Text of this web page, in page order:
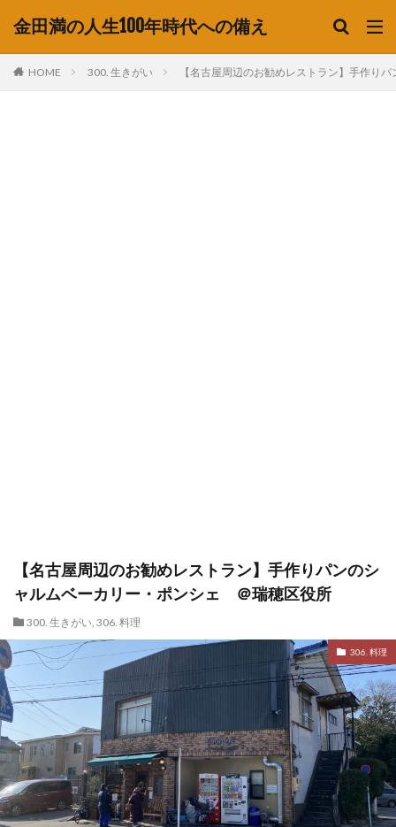
金田満の人生100年時代への備え
HOME 300. 生きがい 【名古屋周辺のお勧めレストラン】手作り
【名古屋周辺のお勧めレストラン】手作りパンのシ
ャルムベーカリー・ポンシェ ＠瑞穂区役所
300. 生きがい, 306. 料理
306. 料理